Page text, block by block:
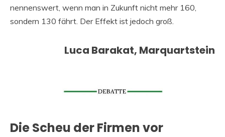
nennenswert, wenn man in Zukunft nicht mehr 160,
sondern 130 fährt. Der Effekt ist jedoch groß.
Luca Barakat, Marquartstein
Die Scheu der Firmen vor